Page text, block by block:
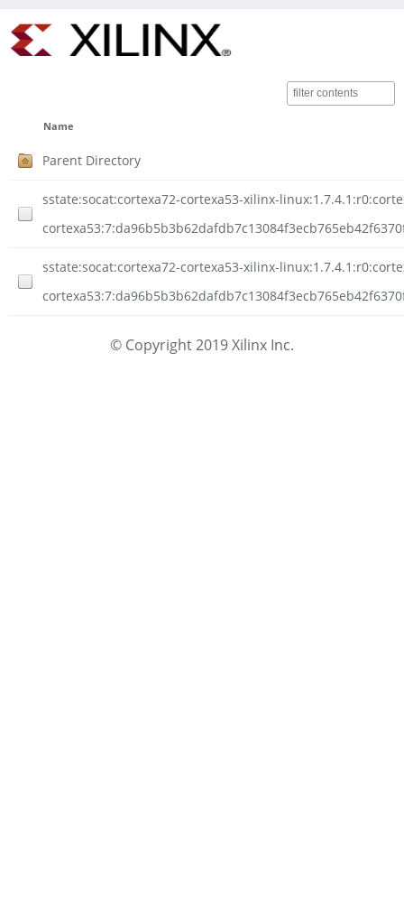
Name
Parent Directory
sstate:socat:cortexa72-cortexa53-xilinx-
sstate:socat:cortexa72-cortexa53-xilinx-
© Copyright 2019 Xilinx Inc.